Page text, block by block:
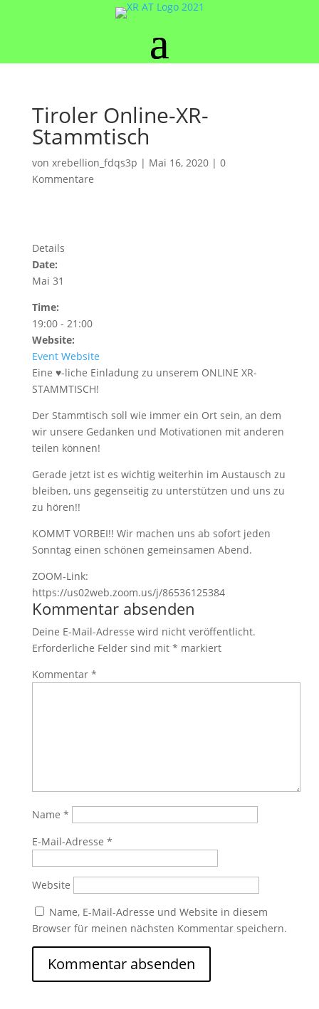
Tiroler Online-XR-
Stammtisch
von xrebellion_fdqs3p | Mai 16, 2020| 0
Kommentare
Details
Date:
Mai 31
Time:
19:00 - 21:00
Website:
Event Website
Eine ♥-liche Einladung zu unserem ONLINE XR-
STAMMTISCH!
Der Stammtisch soll wie immer ein Ort sein, an dem
wir unsere Gedanken und Motivationen mit anderen
teilen können!
Gerade jetzt ist es wichtig weiterhin im Austausch zu
bleiben, uns gegenseitig zu unterstützen und uns zu
zu hören!!
KOMMT VORBEI!! Wir machen uns ab sofort jeden
Sonntag einen schönen gemeinsamen Abend.
ZOOM-Link:
https://us02web.zoom.us/j/86536125384
Kommentar absenden
Deine E-Mail-Adresse wird nicht veröffentlicht.
Erforderliche Felder sind mit * markiert
Kommentar *
Name *
E-Mail-Adresse *
Website
Name, E-Mail-Adresse und Website in diesem
Browser für meinen nächsten Kommentar speichern.